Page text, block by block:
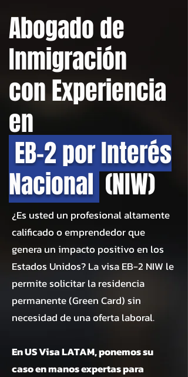
Abogado de
Inmigración
con Experiencia
en
EB-2 por Interés
Nacional (NIW)
¿Es usted un profesional altamente
calificado o emprendedor que
genera un impacto positivo en los
Estados Unidos? La visa EB-2 NIW le
permite solicitar la residencia
permanente (Green Card) sin
necesidad de una oferta laboral.
En US Visa LATAM, ponemos su
caso en manos expertas para